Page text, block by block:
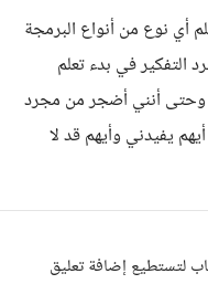
أي نوع من أنواع البرمجة
التفكير في بدء تعلم
وحتى أنني أضجر من مجرد
يفيدني وأيهم قد لا
لتستطيع إضافة تعليق